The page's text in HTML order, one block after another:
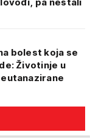
bolest koja se
Životinje u